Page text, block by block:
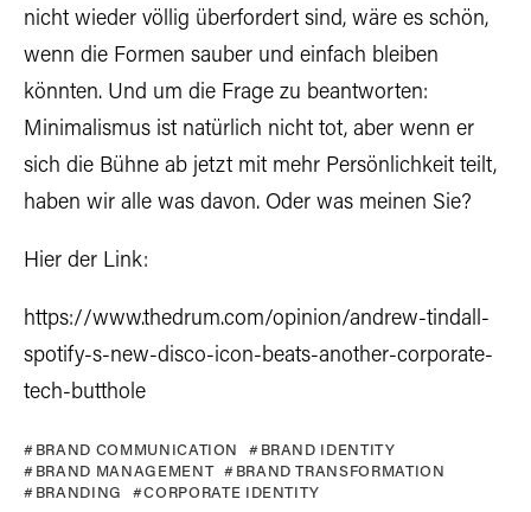
nicht wieder völlig überfordert sind, wäre es schön,
wenn die Formen sauber und einfach bleiben
könnten. Und um die Frage zu beantworten:
Minimalismus ist natürlich nicht tot, aber wenn er
sich die Bühne ab jetzt mit mehr Persönlichkeit teilt,
haben wir alle was davon. Oder was meinen Sie?
Hier der Link:
https://www.thedrum.com/opinion/andrew-tindall-
spotify-s-new-disco-icon-beats-another-corporate-
tech-butthole
BRAND COMMUNICATION
BRAND IDENTITY
BRAND MANAGEMENT
BRAND TRANSFORMATION
BRANDING
CORPORATE IDENTITY